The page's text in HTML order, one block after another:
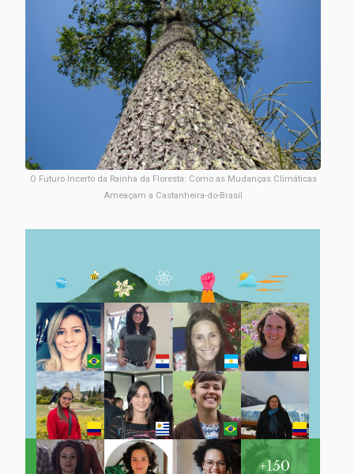
O Futuro Incerto da Rainha da Floresta: Como as Mudanças Climáticas
Ameaçam a Castanheira-do-Brasil